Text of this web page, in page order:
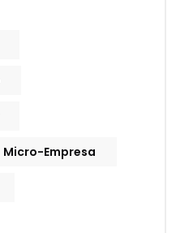
Micro-Empresa